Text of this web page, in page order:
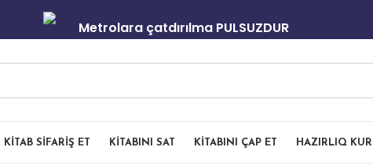
Metrolara çatdırılma PULSUZDUR
KITAB SIFARIŞ ET KITABINI SAT KITABINI ÇAP ET HAZIRLIQ